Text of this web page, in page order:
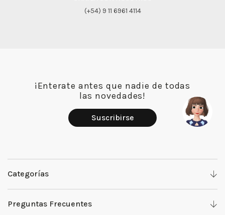
(+54) 9 11 6961 4114
¡Enterate antes que nadie de todas
las novedades!
Suscribirse
Categorías
Preguntas Frecuentes